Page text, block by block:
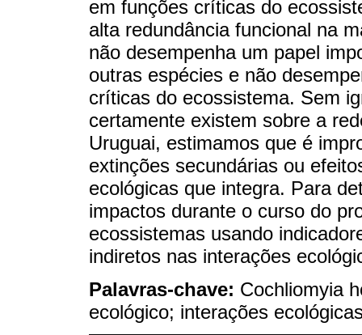
em funções críticas do
alta redundância funcional na
não desempenha um papel
outras espécies e não
críticas do ecossistema. Sem
certamente existem sobre a
Uruguai, estimamos que é
extinções secundárias ou
ecológicas que integra. Para
impactos durante o curso do
ecossistemas usando
indiretos nas interações
Palavras-chave: Cochliomyia
ecológico; interações